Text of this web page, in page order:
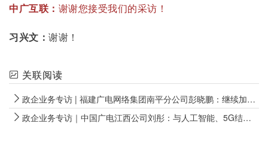
中广互联： 谢谢您接受我们的采访！
习兴文： 谢谢！
关联阅读
政企业务专访 | 福建广电网络集团南平分公司彭晓鹏：继续加强政企联动、校企合作、国企共建
政企业务专访｜中国广电江西公司刘彤：与人工智能、5G结合，应急广播“大有可为”！